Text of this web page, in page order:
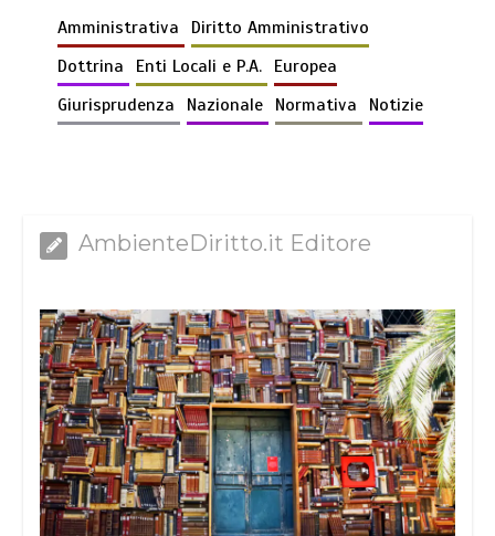
Amministrativa
Diritto Amministrativo
Dottrina
Enti Locali e P.A. Europea
Giurisprudenza
Nazionale Normativa Notizie
AmbienteDiritto.it Editore